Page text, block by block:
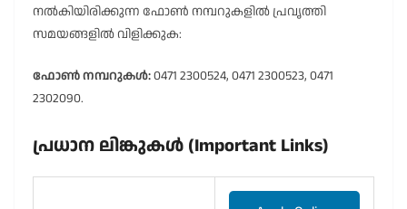
നൽകിയിരിക്കുന്ന ഫോൺ നമ്പറുകളിൽ പ്രവൃത്തി
സമയങ്ങളിൽ വിളിക്കുക:
ഫോൺ നമ്പറുകൾ:0471 2300524, 0471 2300523, 0471
2302090.
പ്രധാന ലിങ്കുകൾ (Important Links)